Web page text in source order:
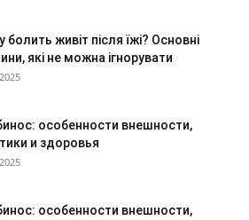
болить живіт після їжі? Основні
які не можна ігнорувати
особенности внешности,
и здоровья
особенности внешности,